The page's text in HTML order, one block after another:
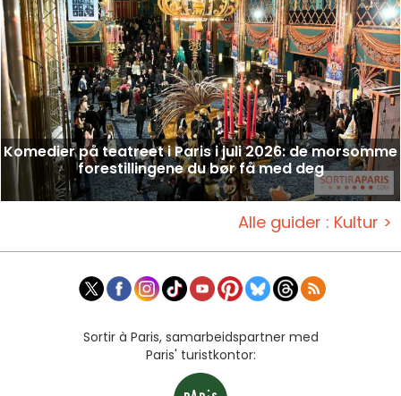
Komedier på teatreet i Paris i juli 2026: de morsomme
forestillingene du bør få med deg
Alle guider : Kultur >
Sortir à Paris, samarbeidspartner med
Paris' turistkontor: